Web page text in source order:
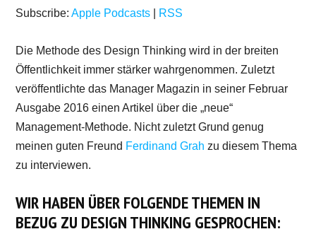
Subscribe:Apple Podcasts RSS
Die Methode des Design Thinking wird in der breiten
Öffentlichkeit immer stärker wahrgenommen. Zuletzt
veröffentlichte das Manager Magazin in seiner Februar
Ausgabe 2016 einen Artikel über die „neue“
Management-Methode. Nicht zuletzt Grund genug
meinen guten Freund Ferdinand Grah zu diesem Thema
zu interviewen.
WIR HABEN ÜBER FOLGENDE THEMEN IN
BEZUG ZU DESIGN THINKING GESPROCHEN: